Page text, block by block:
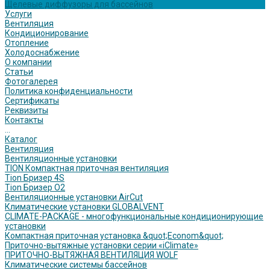
Щелевые диффузоры для бассейнов
Услуги
Вентиляция
Кондиционирование
Отопление
Холодоснабжение
О компании
Статьи
Фотогалерея
Политика конфиденциальности
Сертификаты
Реквизиты
Контакты
Каталог
Вентиляция
Вентиляционные установки
TION Компактная приточная вентиляция
Tion Бризер 4S
Tion Бризер O2
Вентиляционные установки AirCut
Климатические установки GLOBALVENT
CLIMATE-PACKAGE - многофункциональные кондиционирующие
установки
Компактная приточная установка &quot;Econom&quot;
Приточно-вытяжные установки серии «iClimate»
ПРИТОЧНО-ВЫТЯЖНАЯ ВЕНТИЛЯЦИЯ WOLF
Климатические системы бассейнов